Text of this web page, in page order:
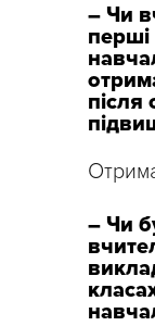
– Чи
перші
після
– Чи